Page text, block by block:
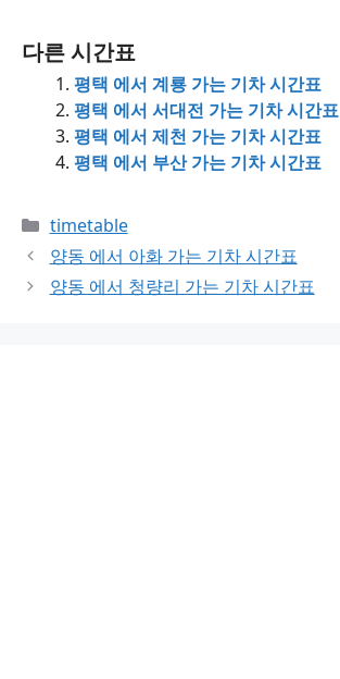
다른 시간표
평택 에서 계룡 가는 기차 시간표
평택 에서 서대전 가는 기차 시간표
평택 에서 제천 가는 기차 시간표
평택 에서 부산 가는 기차 시간표
Categories
timetable
양동 에서 아화 가는 기차 시간표
양동 에서 청량리 가는 기차 시간표